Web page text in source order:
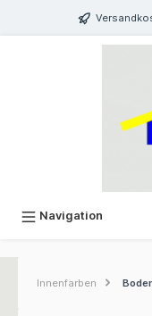
springen
Navigation
Innenfarben